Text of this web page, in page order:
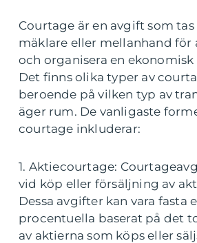
Courtage är en avgift som tas
mäklare eller mellanhand för
och organisera en
Det finns olika typer av
beroende på vilken typ av
äger rum. De vanligaste
courtage inkluderar:
1. Aktiecourtage:
vid köp eller försäljning av
Dessa avgifter kan vara fasta
procentuella baserat på det
av aktierna som köps eller